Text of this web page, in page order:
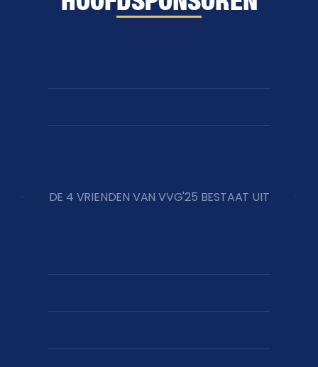
DE 4 VRIENDEN VAN VVG'25 BESTAAT UIT